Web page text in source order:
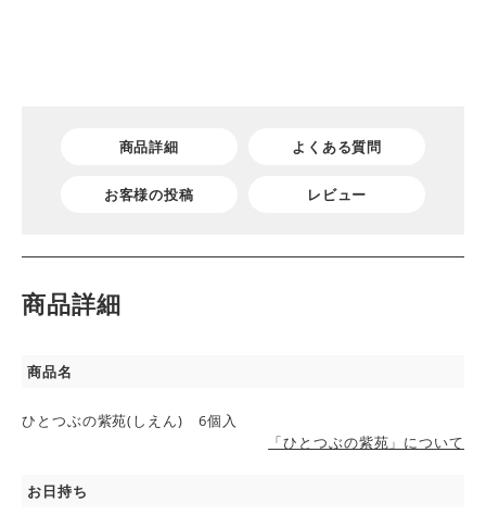
商品詳細 よくある質問
お客様の投稿 レビュー
商品詳細
商品名
ひとつぶの紫苑(しえん) 6個入
「ひとつぶの紫苑」について
お日持ち